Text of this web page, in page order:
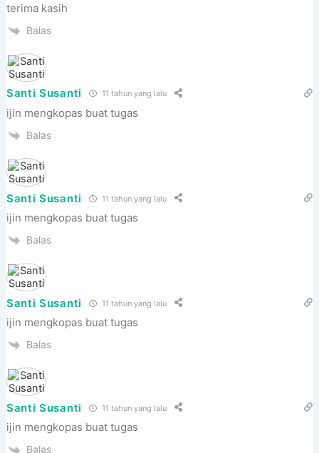
terima kasih
Balas
Santi Susanti 11 tahun yang lalu
ijin mengkopas buat tugas
Balas
Santi Susanti 11 tahun yang lalu
ijin mengkopas buat tugas
Balas
Santi Susanti 11 tahun yang lalu
ijin mengkopas buat tugas
Balas
Santi Susanti 11 tahun yang lalu
ijin mengkopas buat tugas
Balas